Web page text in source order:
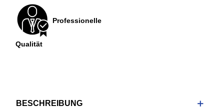
Professionelle
Qualität
BESCHREIBUNG